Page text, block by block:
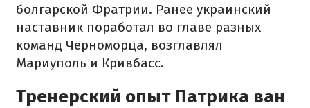
болгарской Фратрии. Ранее украинский
наставник поработал во главе разных
команд Черноморца, возглавлял
Мариуполь и Кривбасс.
Тренерский опыт Патрика ван